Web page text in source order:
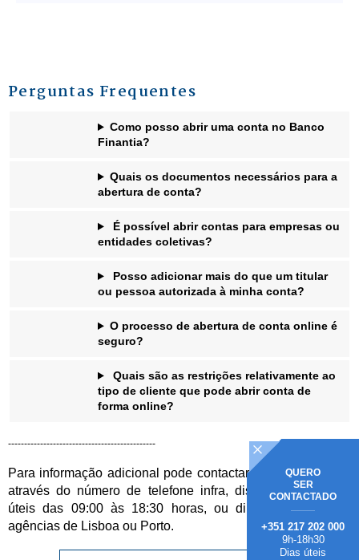
Perguntas Frequentes
Como posso abrir uma conta no Banco
Finantia?
Quais os documentos necessários para a
abertura de conta?
É possível abrir contas para empresas ou
entidades coletivas?
Posso adicionar mais do que um titular
ou pessoa autorizada à minha conta?
O processo de abertura de conta online é
seguro?
Quais são as restrições relativamente ao
tipo de cliente que pode abrir conta de
forma online?
----------------------------------------------
Para informação adicional pode contactar-nos poremail
através do número de telefone infra, disponível nos dias
úteis das 09:00 às 18:30 horas, ou dirija-se às nossas
agências de Lisboa ou Porto.
QUERO
SER
CONTACTADO
+351 217 202 000
9h-18h30
Dias úteis